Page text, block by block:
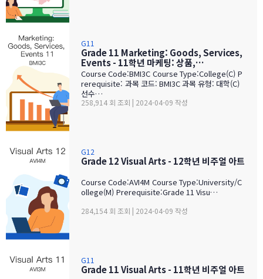
G11
Grade 11 Marketing: Goods, Services,
Events - 11학년 마케팅: 상품,…
Course Code:BMI3C Course Type:College(C) P
rerequisite: 과목 코드: BMI3C 과목 유형: 대학(C)
선수…
258,914 회 조회 | 2024-04-09 작성
G12
Grade 12 Visual Arts - 12학년 비주얼 아트
Course Code:AVI4M Course Type:University/C
ollege(M) Prerequisite:Grade 11 Visu…
284,154 회 조회 | 2024-04-09 작성
G11
Grade 11 Visual Arts - 11학년 비주얼 아트